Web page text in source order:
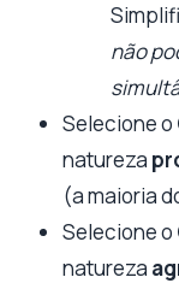
não
Selecione o
natureza
(a maioria
Selecione o
natureza